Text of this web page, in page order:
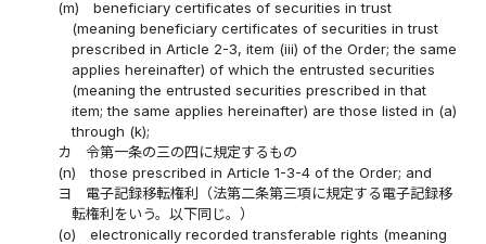
(m)
beneficiary certificates of securities in trust
(meaning beneficiary certificates of securities in trust
prescribed in Article 2-3, item (iii) of the Order; the same
applies hereinafter) of which the entrusted securities
(meaning the entrusted securities prescribed in that
item; the same applies hereinafter) are those listed in (a)
through (k);
カ
令第一条の三の四に規定するもの
(n)
those prescribed in Article 1-3-4 of the Order; and
ヨ
電子記録移転権利（法第二条第三項に規定する電子記録移
転権利をいう。以下同じ。）
(o)
electronically recorded transferable rights (meaning